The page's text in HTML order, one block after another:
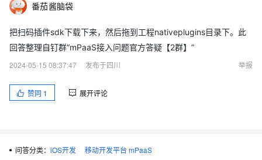
番茄酱脑袋
把扫码插件sdk下载下来，然后拖到工程nativeplugins目录下。此
回答整理自钉群“mPaaS接入问题官方答疑【2群】”
2024-05-15 08:37:47
发布于四川 举报
赞同 1 展开评论
问答分类： iOS开发
移动开发平台 mPaaS